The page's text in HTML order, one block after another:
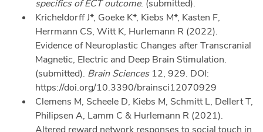
specifics of ECT outcome. (submitted).
Kricheldorff J*, Goeke K*, Kiebs M*, Kasten F,
Herrmann CS, Witt K, Hurlemann R (2022).
Evidence of Neuroplastic Changes after Transcranial
Magnetic, Electric and Deep Brain Stimulation.
(submitted). Brain Sciences12, 929. DOI:
https://doi.org/10.3390/brainsci12070929
Clemens M, Scheele D, Kiebs M, Schmitt L, Dellert T,
Philipsen A, Lamm C & Hurlemann R (2021).